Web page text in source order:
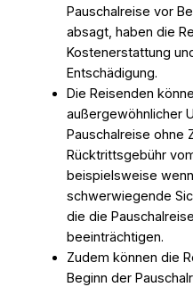
Pauschalreise vor
absagt, haben die
Kostenerstattung
Entschädigung.
Die Reisenden
außergewöhnlicher
Pauschalreise ohne
Rücktrittsgebühr
beispielsweise
schwerwiegende
die die
beeinträchtigen.
Zudem können die
Beginn der